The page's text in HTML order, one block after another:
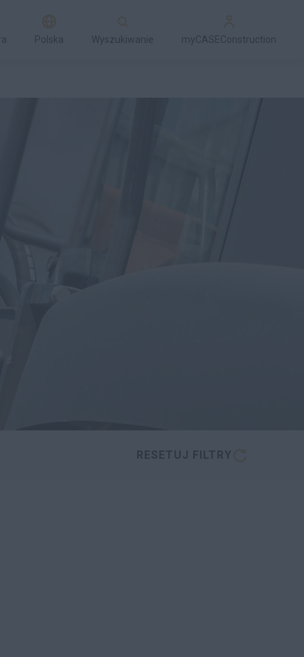
Polska Wyszukiwanie myCASEConstruction
RESETUJ FILTRY